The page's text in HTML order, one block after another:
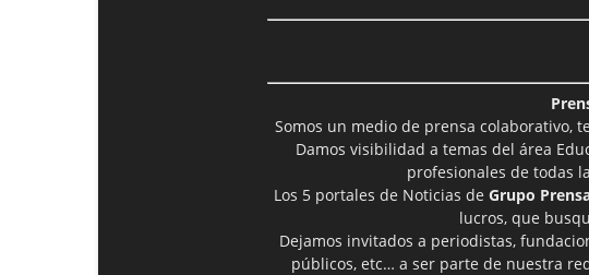
Somos un medio de prensa colaborativo,
Damos visibilidad a temas del área
profesionales de todas
Los 5 portales de Noticias de Grupo
lucros, que
Dejamos invitados a periodistas,
públicos, etc… a ser parte de nuestra